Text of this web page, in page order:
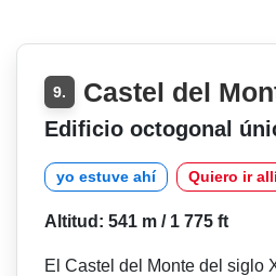
9. Castel del
Edificio octogonal
yo estuve ahí Quiero ir
Altitud: 541 m / 1 775 ft
El Castel del Monte del siglo